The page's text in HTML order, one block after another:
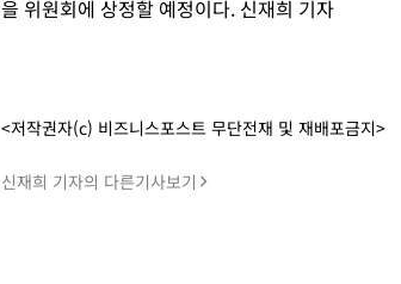
을 위원회에 상정할 예정이다. 신재희 기자
<저작권자(c) 비즈니스포스트 무단전재 및 재배포금지>
신재희 기자의 다른기사보기